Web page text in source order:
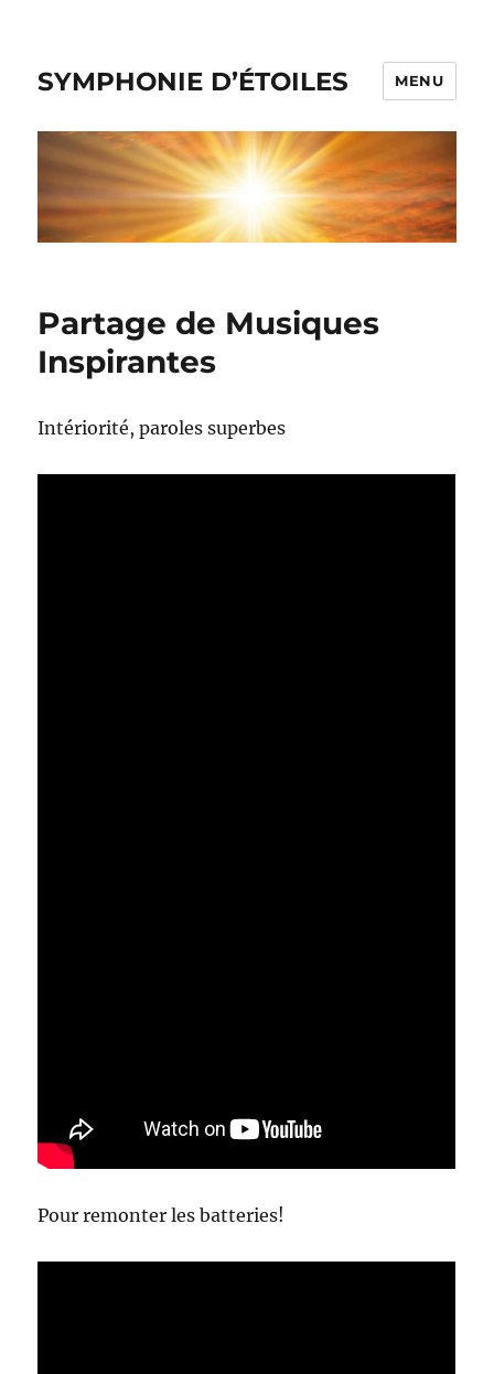
SYMPHONIE D’ÉTOILES MENU
Partage de Musiques
Inspirantes
Intériorité, paroles superbes
Pour remonter les batteries!